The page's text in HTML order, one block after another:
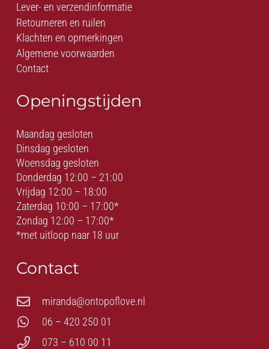
Lever- en verzendinformatie
Retourneren en ruilen
Klachten en opmerkingen
Algemene voorwaarden
Contact
Openingstijden
Maandag gesloten
Dinsdag gesloten
Woensdag gesloten
Donderdag 12:00 – 21:00
Vrijdag 12:00 – 18:00
Zaterdag 10:00 – 17:00*
Zondag 12:00 – 17:00*
*met uitloop naar 18 uur
Contact
miranda@ontopoflove.nl
06 – 420 250 01
073 – 610 00 11